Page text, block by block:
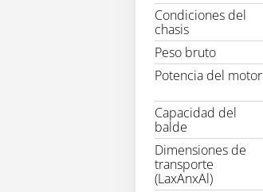
Condiciones del
chasis
Peso bruto
Potencia del motor
Capacidad del
balde
Dimensiones de
transporte
(LaxAnxAl)